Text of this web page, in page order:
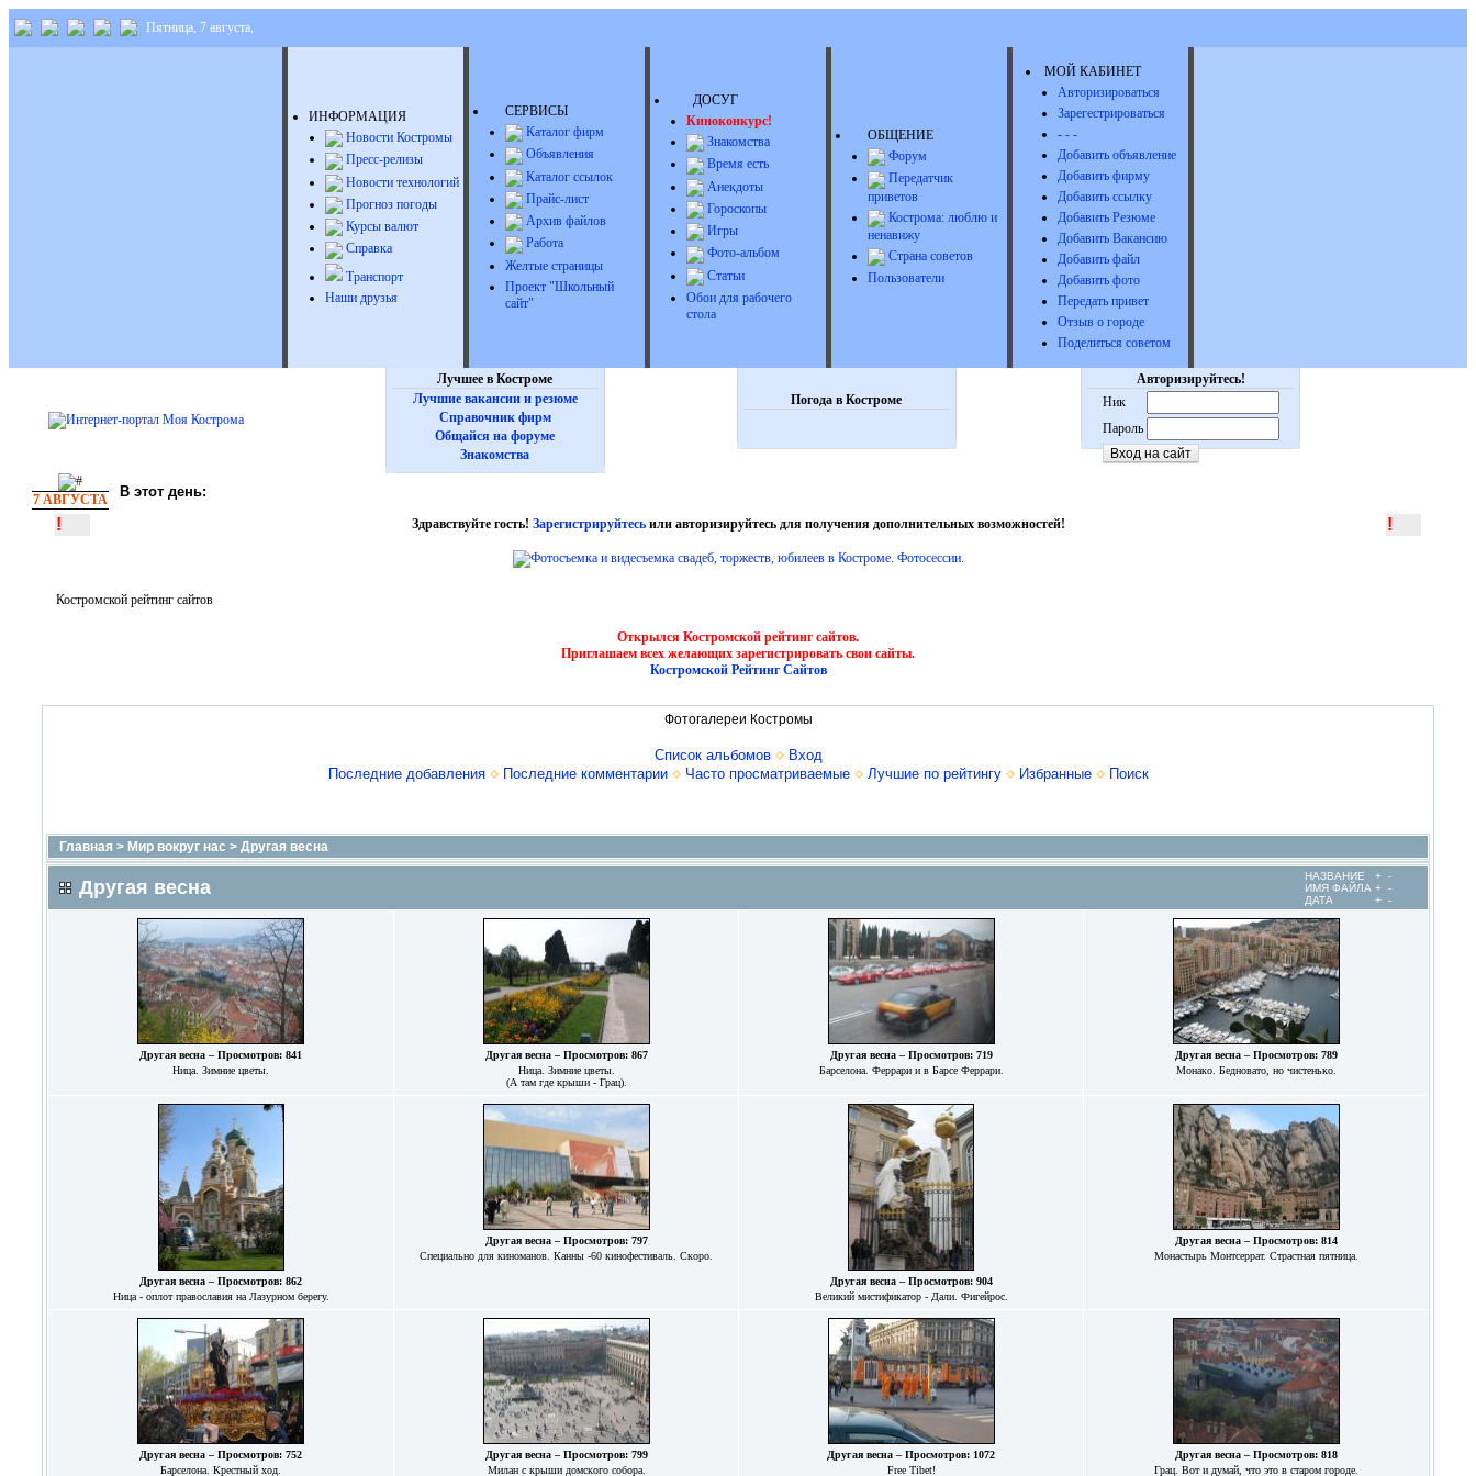
Пятница, 7 августа,
ИНФОРМАЦИЯ
Новости Костромы
Пресс-релизы
Новости технологий
Прогноз погоды
Курсы валют
Справка
Транспорт
Наши друзья
СЕРВИСЫ
Каталог фирм
Объявления
Каталог ссылок
Прайс-лист
Архив файлов
Работа
Желтые страницы
Проект "Школьный
сайт"
ДОСУГ
Киноконкурс!
Знакомства
Время есть
Анекдоты
Гороскопы
Игры
Фото-альбом
Статьи
Обои для рабочего
стола
ОБЩЕНИЕ
Форум
Передатчик
приветов
Кострома: люблю и
ненавижу
Страна советов
Пользователи
МОЙ КАБИНЕТ
Авторизироваться
Зарегестрироваться
- - -
Добавить объявление
Добавить фирму
Добавить ссылку
Добавить Резюме
Добавить Вакансию
Добавить файл
Добавить фото
Передать привет
Отзыв о городе
Поделиться советом
Лучшее в Костроме
Лучшие вакансии и резюме
Справочник фирм
Общайся на форуме
Знакомства
Погода в Костроме
Авторизируйтесь!
Ник
Пароль
7 АВГУСТА В этот день:
! Здравствуйте гость! Зарегистрируйтесьили авторизируйтесь для получения дополнительных возможностей! !
Костромской рейтинг сайтов
Открылся Костромской рейтинг сайтов.
Приглашаем всех желающих зарегистрировать свои сайты.
Костромской Рейтинг Сайтов
Фотогалереи Костромы
Список альбомов
Вход
Последние добавления
Последние комментарии Часто просматриваемые Лучшие по рейтингу Избранные Поиск
Главная > Мир вокруг нас > Другая весна
Другая весна
НАЗВАНИЕ + -
ИМЯ ФАЙЛА + -
ДАТА
+ -
Другая весна – Просмотров: 841
Ница. Зимние цветы.
Другая весна – Просмотров: 867
Ница. Зимние цветы.
(А там где крыши - Грац).
Другая весна – Просмотров: 719
Барселона. Феррари и в Барсе Феррари.
Другая весна – Просмотров: 789
Монако. Бедновато, но чистенько.
Другая весна – Просмотров: 862
Ница - оплот православия на Лазурном берегу.
Другая весна – Просмотров: 797
Специально для киноманов. Канны -60 кинофестиваль. Скоро.
Другая весна – Просмотров: 904
Великий мистификатор - Дали. Фигейрос.
Другая весна – Просмотров: 814
Монастырь Монтсеррат. Страстная пятница.
Другая весна – Просмотров: 752
Барселона. Крестный ход.
Другая весна – Просмотров: 799
Милан с крыши домского собора.
Другая весна – Просмотров: 1072
Free Tibet!
Другая весна – Просмотров: 818
Грац. Вот и думай, что это в старом городе.